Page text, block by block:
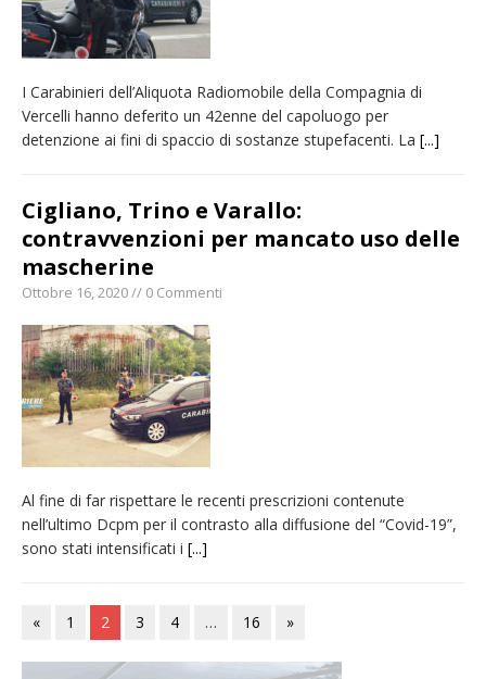
I Carabinieri dell’Aliquota Radiomobile della Compagnia di
Vercelli hanno deferito un 42enne del capoluogo per
detenzione ai fini di spaccio di sostanze stupefacenti. La [...]
Cigliano, Trino e Varallo:
contravvenzioni per mancato uso delle
mascherine
Ottobre 16, 2020 // 0 Commenti
Al fine di far rispettare le recenti prescrizioni contenute
nell’ultimo Dcpm per il contrasto alla diffusione del “Covid-19”,
sono stati intensificati i [...]
« 1 2 3 4 … 16 »